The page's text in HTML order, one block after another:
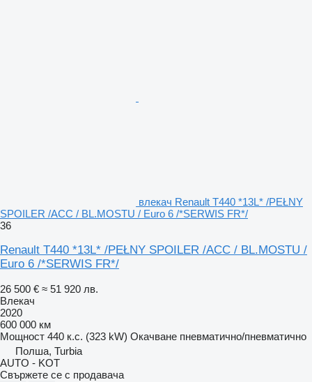
влекач Renault T440 *13L* /PEŁNY
SPOILER /ACC / BL.MOSTU / Euro 6 /*SERWIS FR*/
36
Renault T440 *13L* /PEŁNY SPOILER /ACC / BL.MOSTU /
Euro 6 /*SERWIS FR*/
26 500 € ≈ 51 920 лв.
Влекач
2020
600 000 км
Мощност 440 к.с. (323 kW) Окачване пневматично/пневматично
Полша, Turbia
AUTO - KOT
Свържете се с продавача